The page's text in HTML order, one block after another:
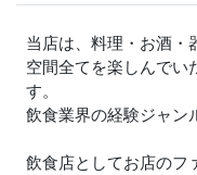
当店は、料理・お酒・
空間全てを楽しんでい
す。
飲食業界の経験ジャン
飲食店としてお店のフ